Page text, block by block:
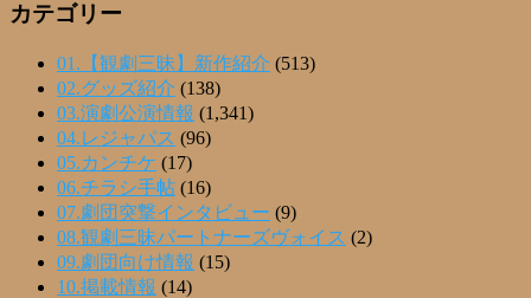
カテゴリー
01.【観劇三昧】新作紹介 (513)
02.グッズ紹介 (138)
03.演劇公演情報 (1,341)
04.レジャパス (96)
05.カンチケ (17)
06.チラシ手帖 (16)
07.劇団突撃インタビュー (9)
08.観劇三昧パートナーズヴォイス (2)
09.劇団向け情報 (15)
10.掲載情報 (14)